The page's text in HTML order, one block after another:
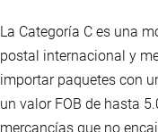
La Categoría C es una
postal internacional y
importar paquetes con
un valor FOB de hasta
mercancías que no